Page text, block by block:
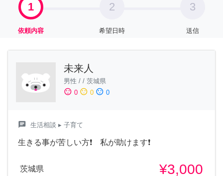
1
依頼内容
2
希望日時
3
送信
未来人
男性 / / 茨城県
sentiment_satisfied 0 sentiment_neutral 0 sentiment_dissatisfied 0
chat 生活相談 ▸ 子育て
生きる事が苦しい方❗ 私が助けます❗
茨城県 ¥3,000